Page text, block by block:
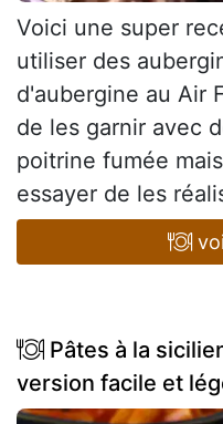
Voici une super
utiliser des
d'aubergine au Air
de les garnir avec
poitrine fumée
essayer de les
Pâtes à la
version facile et